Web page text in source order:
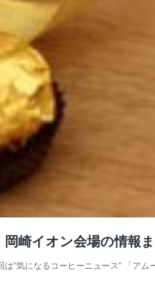
崎イオン会場の情報
“気になるコーヒーニュース” 「